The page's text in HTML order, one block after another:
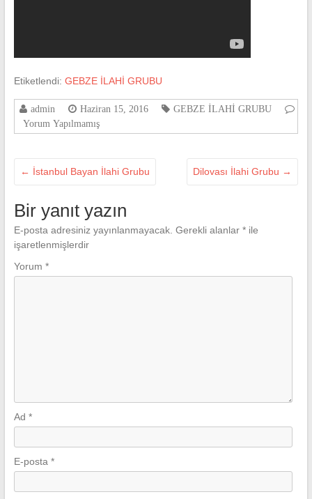
Etiketlendi: GEBZE İLAHİ GRUBU
admin Haziran 15, 2016
GEBZE İLAHİ GRUBU
Yorum Yapılmamış
← İstanbul Bayan İlahi Grubu Dilovası İlahi Grubu →
Bir yanıt yazın
E-posta adresiniz yayınlanmayacak. Gerekli alanlar *ile
işaretlenmişlerdir
Yorum *
Ad *
E-posta *